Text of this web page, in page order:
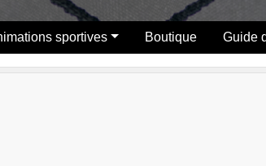
sportives Boutique Guide